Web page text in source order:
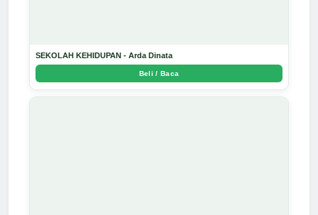
SEKOLAH KEHIDUPAN - Arda Dinata
Beli / Baca